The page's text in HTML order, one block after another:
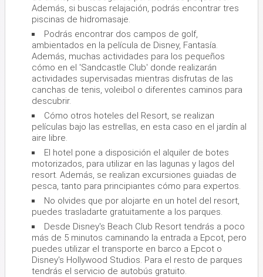
Además, si buscas relajación, podrás encontrar tres
piscinas de hidromasaje.
Podrás encontrar dos campos de golf,
ambientados en la película de Disney, Fantasía.
Además, muchas actividades para los pequeños
cómo en el 'Sandcastle Club' donde realizarán
actividades supervisadas mientras disfrutas de las
canchas de tenis, voleibol o diferentes caminos para
descubrir.
Cómo otros hoteles del Resort, se realizan
películas bajo las estrellas, en esta caso en el jardín al
aire libre.
El hotel pone a disposición el alquiler de botes
motorizados, para utilizar en las lagunas y lagos del
resort. Además, se realizan excursiones guiadas de
pesca, tanto para principiantes cómo para expertos.
No olvides que por alojarte en un hotel del resort,
puedes trasladarte gratuitamente a los parques.
Desde Disney's Beach Club Resort tendrás a poco
más de 5 minutos caminando la entrada a Epcot, pero
puedes utilizar el transporte en barco a Epcot o
Disney's Hollywood Studios. Para el resto de parques
tendrás el servicio de autobús gratuito.